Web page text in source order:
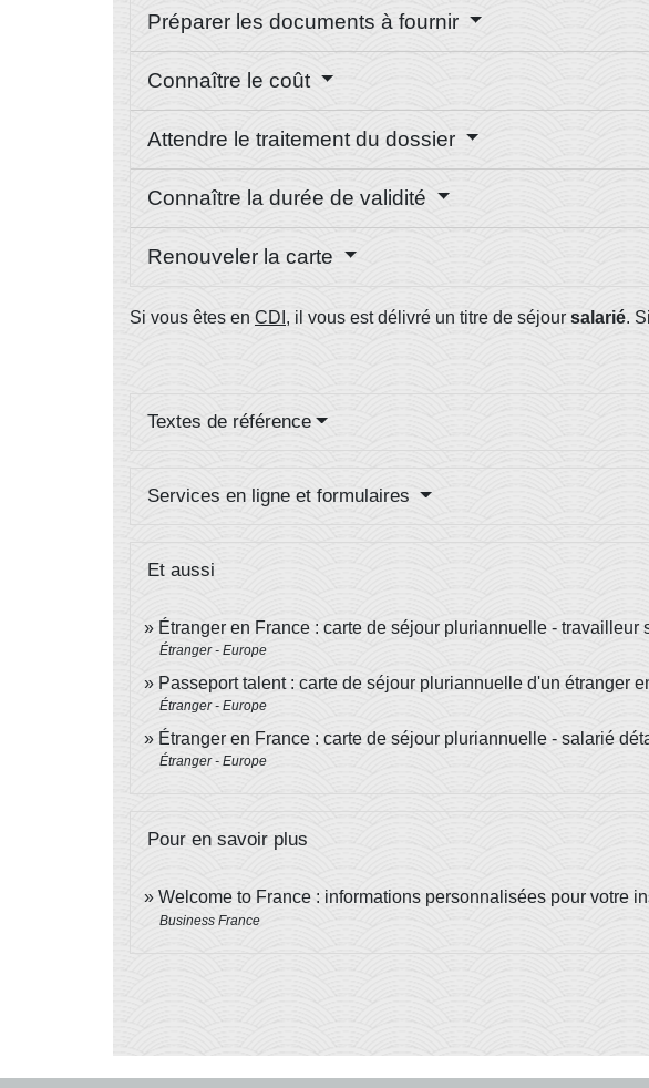
Préparer les documents à fournir
Connaître le coût
Attendre le traitement du dossier
Connaître la durée de validité
Renouveler la carte
Si vous êtes en CDI , il vous est délivré un titre de séjour salarié.
Textes de référence
Services en ligne et formulaires
Et aussi
Étranger en France : carte de séjour pluriannuelle - travailleur
Étranger - Europe
Passeport talent : carte de séjour pluriannuelle d'un étranger
Étranger - Europe
Étranger en France : carte de séjour pluriannuelle - salarié
Étranger - Europe
Pour en savoir plus
Welcome to France : informations personnalisées pour votre
Business France